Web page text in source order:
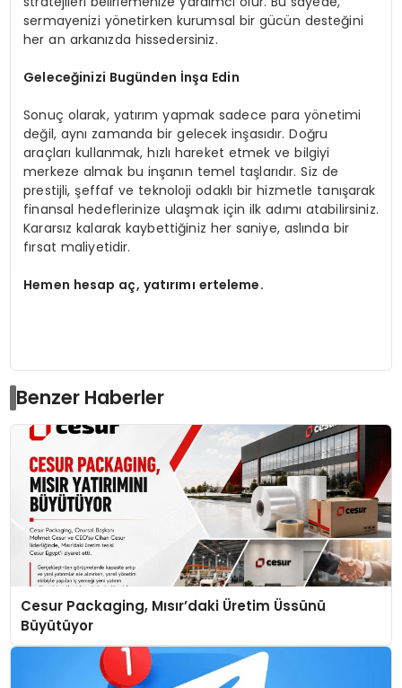
sermayenizi yönetirken kurumsal bir gücün desteğini
her an arkanızda hissedersiniz.
Geleceğinizi Bugünden İnşa Edin
Sonuç olarak, yatırım yapmak sadece para yönetimi
değil, aynı zamanda bir gelecek inşasıdır. Doğru
araçları kullanmak, hızlı hareket etmek ve bilgiyi
merkeze almak bu inşanın temel taşlarıdır. Siz de
prestijli, şeffaf ve teknoloji odaklı bir hizmetle tanışarak
finansal hedeflerinize ulaşmak için ilk adımı atabilirsiniz.
Kararsız kalarak kaybettiğiniz her saniye, aslında bir
fırsat maliyetidir.
Hemen hesap aç, yatırımı erteleme.
Benzer Haberler
Cesur Packaging, Mısır’daki Üretim Üssünü
Büyütüyor